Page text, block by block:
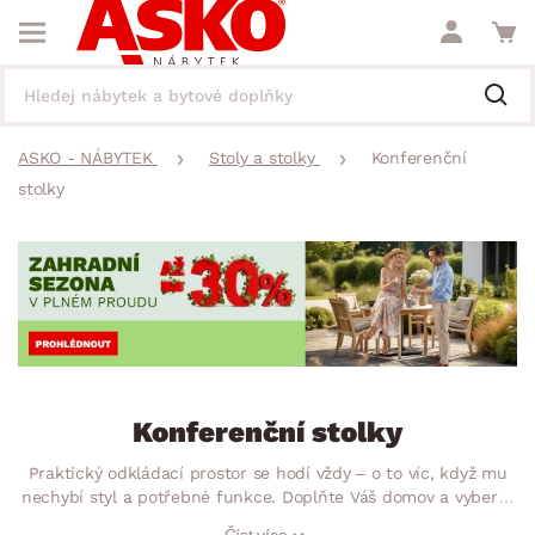
ASKO - NÁBYTEK Stoly a stolky
Konferenční
stolky
Konferenční stolky
Praktický odkládací prostor se hodí vždy – o to víc, když mu
nechybí styl a potřebné funkce. Doplňte Váš domov a vyberte